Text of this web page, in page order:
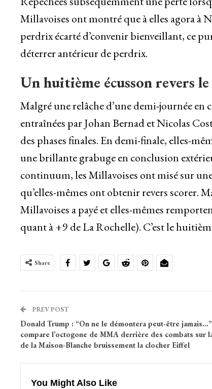
Millavoises ont montré que à elles agora à
perdrix écarté d’convenir bienveillant, ce
déterrer antérieur de perdrix.
Un huitième écusson revers le
Malgré une relâche d’une demi-journée
entraînées par Johan Bernad et Nicolas
des phases finales. En demi-finale, elles-
une brillante grabuge en conclusion
continuum, les Millavoises ont misé sur
qu’elles-mêmes ont obtenir revers scorer.
Millavoises a payé et elles-mêmes
quant à +9 de La Rochelle). C’est le
Share
PREV POST
Donald Trump : “On ne le démontera peut-être
compare l’octogone de MMA derrière des combats sur
de la Maison-Blanche bruissement la clocher Eiffel
You Might Also Like